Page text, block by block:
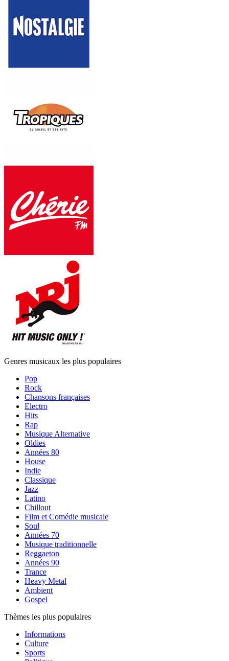
Genres musicaux les plus populaires
Pop
Rock
Chansons françaises
Electro
Hits
Rap
Musique Alternative
Oldies
Années 80
House
Indie
Classique
Jazz
Latino
Chillout
Film et Comédie musicale
Soul
Années 70
Musique traditionnelle
Reggaeton
Années 90
Trance
Heavy Metal
Ambient
Gospel
Thèmes les plus populaires
Informations
Culture
Sports